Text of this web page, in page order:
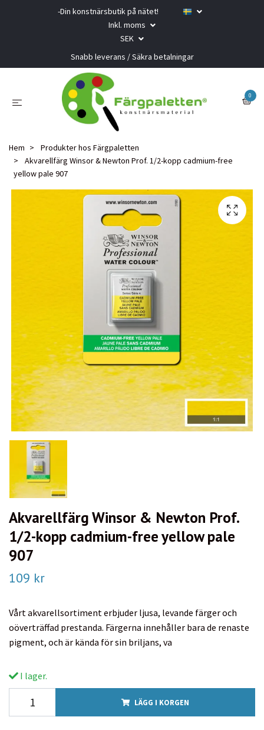
-Din konstnärsbutik på nätet!
Inkl. moms
SEK
Snabb leverans / Säkra betalningar
0
Hem
Produkter hos Färgpaletten
Akvarellfärg Winsor & Newton Prof. 1/2-kopp cadmium-free
yellow pale 907
Akvarellfärg Winsor & Newton Prof.
1/2-kopp cadmium-free yellow pale
907
109 kr
Vårt akvarellsortiment erbjuder ljusa, levande färger och
oöverträffad prestanda. Färgerna innehåller bara de renaste
pigment, och är kända för sin briljans, va
I lager.
LÄGG I KORGEN